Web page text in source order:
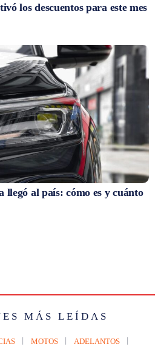
los descuentos para este mes
al país: cómo es y cuánto
MÁS LEÍDAS
MOTOS ADELANTOS